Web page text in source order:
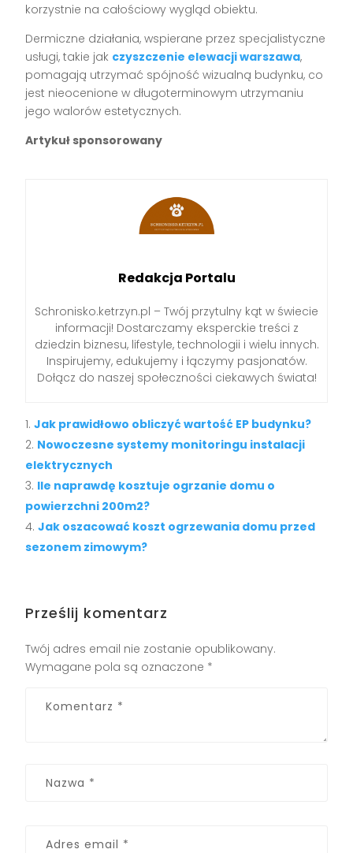
korzystnie na całościowy wygląd obiektu.
Dermiczne działania, wspierane przez specjalistyczne
usługi, takie jak czyszczenie elewacji warszawa,
pomagają utrzymać spójność wizualną budynku, co
jest nieocenione w długoterminowym utrzymaniu
jego walorów estetycznych.
Artykuł sponsorowany
Redakcja Portalu
Schronisko.ketrzyn.pl – Twój przytulny kąt w świecie
informacji! Dostarczamy eksperckie treści z
dziedzin biznesu, lifestyle, technologii i wielu innych.
Inspirujemy, edukujemy i łączymy pasjonatów.
Dołącz do naszej społeczności ciekawych świata!
Jak prawidłowo obliczyć wartość EP budynku?
Nowoczesne systemy monitoringu instalacji
elektrycznych
Ile naprawdę kosztuje ogrzanie domu o
powierzchni 200m2?
Jak oszacować koszt ogrzewania domu przed
sezonem zimowym?
Prześlij komentarz
Twój adres email nie zostanie opublikowany.
Wymagane pola są oznaczone *